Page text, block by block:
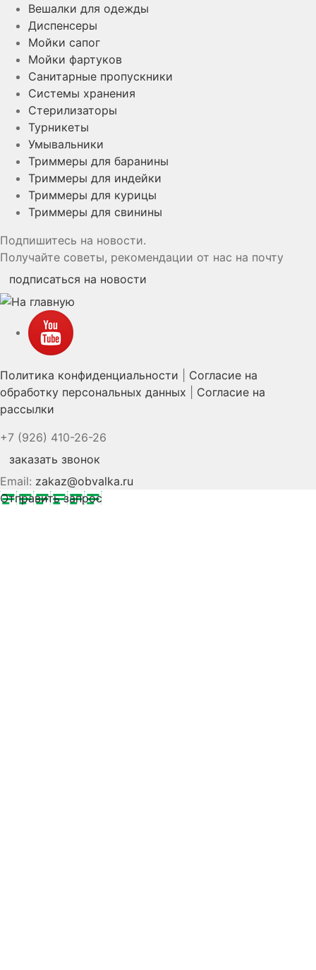
Вешалки для одежды
Диспенсеры
Мойки сапог
Мойки фартуков
Санитарные пропускники
Системы хранения
Стерилизаторы
Турникеты
Умывальники
Триммеры для баранины
Триммеры для индейки
Триммеры для курицы
Триммеры для свинины
Подпишитесь на новости.
Получайте советы, рекомендации от нас на почту
подписаться на новости
Политика конфиденциальности
Согласие на
обработку персональных данных
Согласие на
рассылки
+7 (926) 410-26-26
заказать звонок
Email: zakaz@obvalka.ru
Отправить запрос